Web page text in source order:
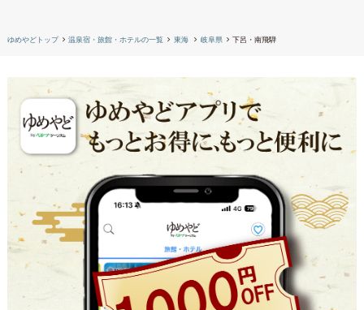
ゆめやどトップ 温泉宿・旅館・ホテルの一覧 東海 岐阜県 下呂・南飛騨